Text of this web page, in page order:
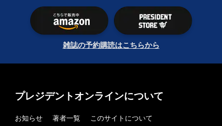
雑誌の予約購読はこちらから
プレジデントオンラインについて
お知らせ 著者一覧
このサイトについて